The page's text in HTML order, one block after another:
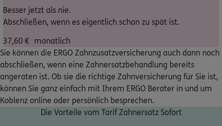
Nicht sicher, was Sie benötigen?
Bequem online oder telefonisch
Service
Besser jetzt als nie.
Abschließen, wenn es eigentlich schon zu spät ist.
37,60 € monatlich
Sie können die ERGO Zahnzusatzversicherung auch dann noch
abschließen, wenn eine Zahnersatzbehandlung bereits
angeraten ist. Ob sie die richtige Zahnversicherung für Sie ist,
können Sie ganz einfach mit Ihrem ERGO Berater in und um
Koblenz online oder persönlich besprechen.
Die Vorteile vom Tarif Zahnersatz Sofort